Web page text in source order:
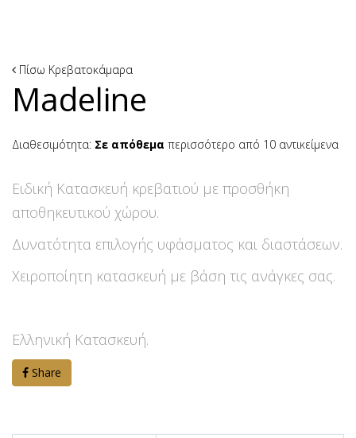
Πίσω Κρεβατοκάμαρα
Madeline
Διαθεσιμότητα: Σε απόθεμα περισσότερο από 10 αντικείμενα
Ειδική Κατασκευή κρεβατιού με προσθήκη
αποθηκευτικού χώρου.
Δυνατότητα επιλογής υφάσματος και διαστάσεων.
Χειροποίητη κατασκευή με βάση τις ανάγκες σας.
Ελληνική Κατασκευή.
Share